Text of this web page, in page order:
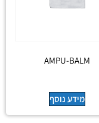
AMPU-BALM
מידע נוסף